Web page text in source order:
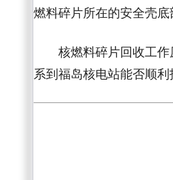
燃料碎片所在的安全壳底
核燃料碎片回收工作原
系到福岛核电站能否顺